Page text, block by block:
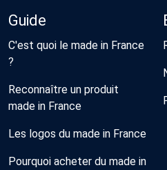
Guide
C'est quoi le made in France
?
Reconnaître un produit
made in France
Les logos du made in France
Pourquoi acheter du made in